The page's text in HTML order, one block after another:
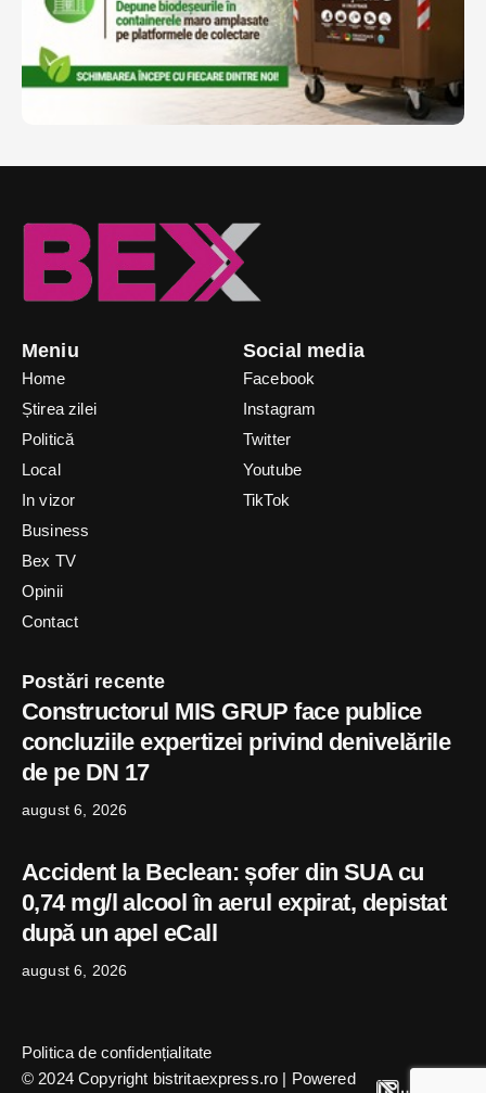
Meniu
Home
Știrea zilei
Politică
Local
In vizor
Business
Bex TV
Opinii
Contact
Social media
Facebook
Instagram
Twitter
Youtube
TikTok
Postări recente
Constructorul MIS GRUP face publice
concluziile expertizei privind denivelările
de pe DN 17
august 6, 2026
Accident la Beclean: șofer din SUA cu
0,74 mg/l alcool în aerul expirat, depistat
după un apel eCall
august 6, 2026
© 2024 Copyright bistritaexpress.ro | Powered
Politica de confidențialitate